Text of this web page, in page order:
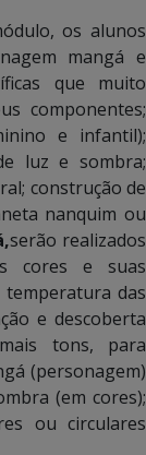
os alunos
mangá e
que muito
componentes;
e infantil);
luz e sombra;
construção de
nanquim ou
serão realizados
cores e suas
temperatura das
e descoberta
tons, para
(personagem)
(em cores);
ou circulares